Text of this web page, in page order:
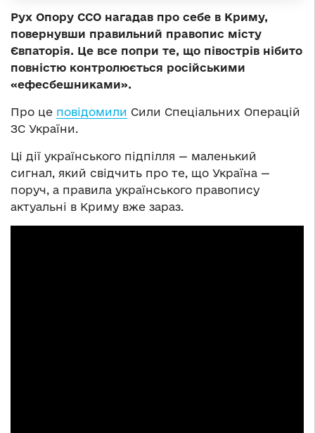
Рух Опору ССО нагадав про себе в Криму,
повернувши правильний правопис місту
Євпаторія. Це все попри те, що півострів нібито
повністю контролюється російськими
«ефесбешниками».
Про це повідомили Сили Спеціальних Операцій
ЗС України.
Ці дії українського підпілля — маленький
сигнал, який свідчить про те, що Україна —
поруч, а правила українського правопису
актуальні в Криму вже зараз.